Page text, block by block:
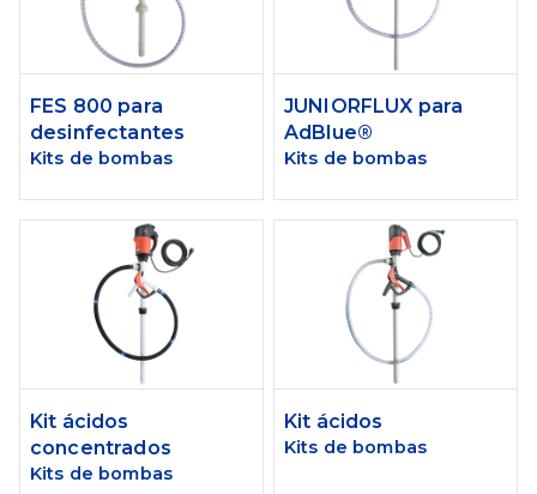
FES 800 para
desinfectantes
Kits de bombas
JUNIORFLUX para
AdBlue®
Kits de bombas
Kit ácidos
concentrados
Kits de bombas
Kit ácidos
Kits de bombas